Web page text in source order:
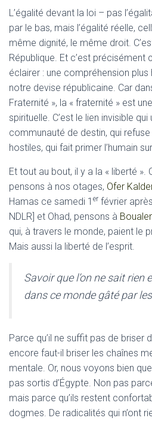
L’égalité devant la loi – pas
par le bas, mais l’égalité réelle,
même dignité, le même droit.
République. Et c’est précisément
éclairer : une compréhension
notre devise républicaine. Car
Fraternité », la « fraternité » est
spirituelle. C’est le lien invisible
communauté de destin, qui
hostiles, qui fait primer l’humain
Et tout au bout, il y a la « liberté ».
pensons à nos otages, Ofer
Hamas ce samedi 1 er février
NDLR] et Ohad, pensons à
qui, à travers le monde, paient le
Mais aussi la liberté de l’esprit.
Savoir que l’on ne sait rien
dans ce monde gâté par
Parce qu’il ne suffit pas de briser
encore faut-il briser les chaînes
mentale. Or, nous voyons bien
pas sortis d’Égypte. Non pas
mais parce qu’ils restent
dogmes. De radicalités qui n’ont